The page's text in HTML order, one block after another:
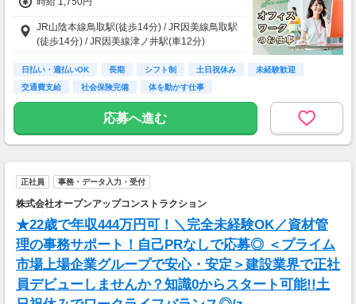
して配達が可能！
もちろんガッツリ働きたい方も大歓迎です♪
あなたのライフスタイルに合わせて配達できま
す！
くまで例であり、報酬を保証するものではあり
※報酬はエリア・時間・注文状況等により異な
ります。
JR山陰本線鳥取駅(徒歩14分) / JR因美線鳥取駅
(徒歩14分) / JR因美線津ノ井駅(車12分)
日払い・週払いOK 長期 シフト制 土日祝休み
未経験歓迎
交通費支給
社会保険完備 体を動かす仕事
応募へ進む
正社員 事務・データ入力・受付
株式会社オープンアップコンストラクション
★22歳で年収444万円可！＼完全未経験OK／資材管
理の事務サポート！自己PRなしで応募◎ ＜プライム
市場上場企業グループで安心・安定＞建設業界で正社
員デビューしませんか？知識0からスタート可能!!土